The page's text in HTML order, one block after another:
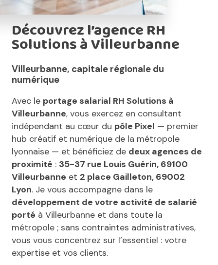
Découvrez l’agence RH
Solutions à Villeurbanne
Villeurbanne, capitale régionale du
numérique
Avec le portage salarial RH Solutions à
Villeurbanne, vous exercez en consultant
indépendant au cœur du pôle Pixel — premier
hub créatif et numérique de la métropole
lyonnaise — et bénéficiez de deux agences de
proximité : 35-37 rue Louis Guérin, 69100
Villeurbanne et 2 place Gailleton, 69002
Lyon. Je vous accompagne dans le
développement de votre activité de salarié
porté à Villeurbanne et dans toute la
métropole ; sans contraintes administratives,
vous vous concentrez sur l’essentiel : votre
expertise et vos clients.